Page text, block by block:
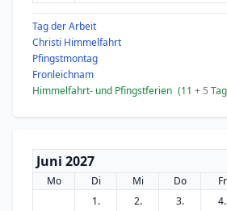
Tag der Arbeit
Christi Himmelfahrt
Pfingstmontag
Fronleichnam
Himmelfahrt- und Pfingstferien (11 + 5
Juni 2027
Mo Di Mi Do Fr
1.
2. 3. 4.